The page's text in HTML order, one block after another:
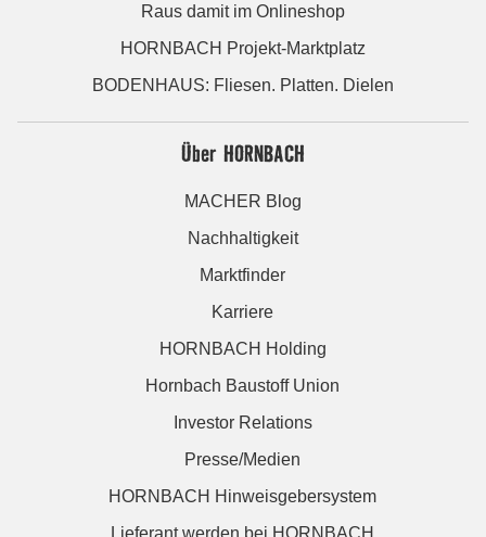
Raus damit im Onlineshop
HORNBACH Projekt-Marktplatz
BODENHAUS: Fliesen. Platten. Dielen
Über HORNBACH
MACHER Blog
Nachhaltigkeit
Marktfinder
Karriere
HORNBACH Holding
Hornbach Baustoff Union
Investor Relations
Presse/Medien
HORNBACH Hinweisgebersystem
Lieferant werden bei HORNBACH